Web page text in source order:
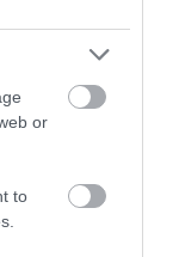
or
to
(en mi
hacemos
. En
y